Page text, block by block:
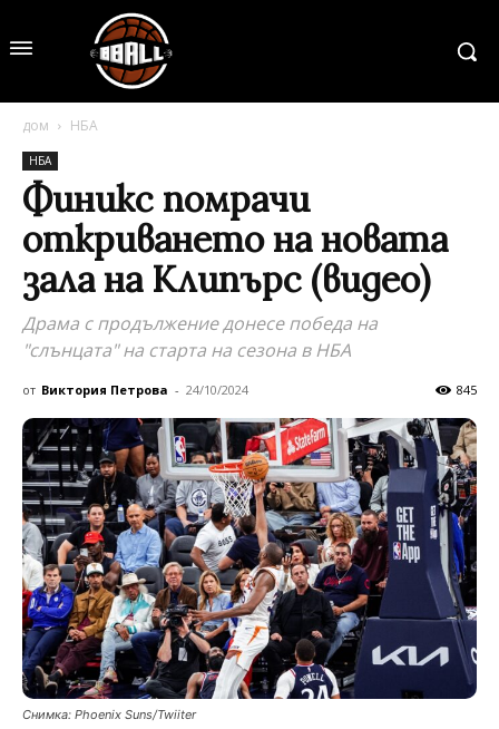
дом НБА
НБА
Финикс помрачи
откриването на новата
зала на Клипърс (видео)
Драма с продължение донесе победа на
"слънцата" на старта на сезона в НБА
от Виктория Петрова - 24/10/2024 845
Снимка: Phoenix Suns/Twiiter